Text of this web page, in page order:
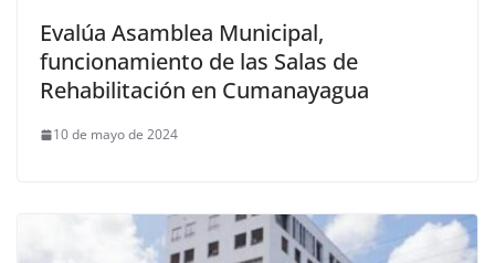
Evalúa Asamblea Municipal,
funcionamiento de las Salas de
Rehabilitación en Cumanayagua
10 de mayo de 2024